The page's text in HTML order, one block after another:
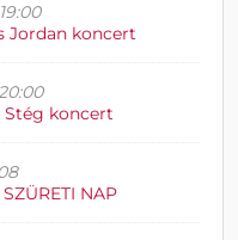
Jordan koncert
koncert
NAP